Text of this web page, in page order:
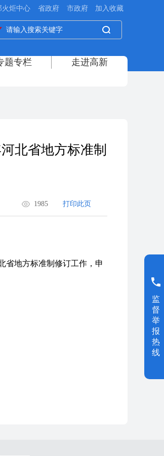
北省地方标准制
1985 打印此页
省地方标准制修订工作，申
监
督
举
报
热
线